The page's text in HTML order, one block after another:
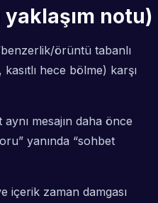
notu)
örüntü tabanlı
hece bölme) karşı
mesajın daha önce
yanında “sohbet
içerik zaman damgası